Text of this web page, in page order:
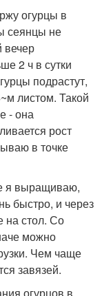
огурцы в
сеянцы не
вечер
2 ч в сутки
подрастут,
листом. Такой
- она
рост
в точке
я выращиваю,
быстро, и через
на стол. Со
можно
Чем чаще
завязей.
огурцов в